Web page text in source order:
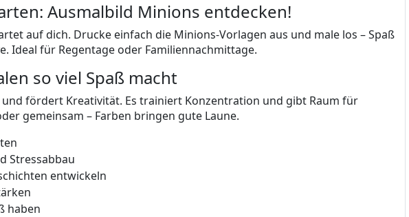
Ausmalbild Minions entdecken!
auf dich. Drucke einfach die Minions-Vorlagen aus und male los – Spaß
Ideal für Regentage oder Familiennachmittage.
so viel Spaß macht
fördert Kreativität. Es trainiert Konzentration und gibt Raum für
gemeinsam – Farben bringen gute Laune.
Stressabbau
entwickeln
haben